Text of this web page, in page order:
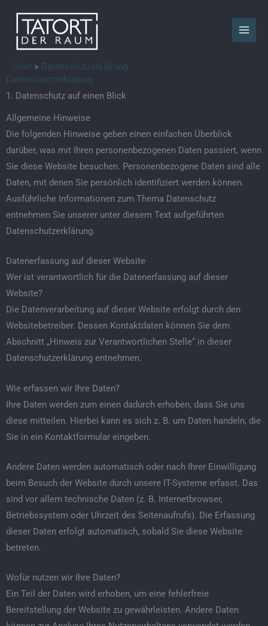
springen
Start
Datenschutzerklärung
Datenschutzerklärung
1. Datenschutz auf einen Blick
Allgemeine Hinweise
Die folgenden Hinweise geben einen einfachen Überblick
darüber, was mit Ihren personenbezogenen Daten passiert, wenn
Sie diese Website besuchen. Personenbezogene Daten sind alle
Daten, mit denen Sie persönlich identifiziert werden können.
Ausführliche Informationen zum Thema Datenschutz
entnehmen Sie unserer unter diesem Text aufgeführten
Datenschutzerklärung.
Datenerfassung auf dieser Website
Wer ist verantwortlich für die Datenerfassung auf dieser
Website?
Die Datenverarbeitung auf dieser Website erfolgt durch den
Websitebetreiber. Dessen Kontaktdaten können Sie dem
Abschnitt „Hinweis zur Verantwortlichen Stelle“ in dieser
Datenschutzerklärung entnehmen.
Wie erfassen wir Ihre Daten?
Ihre Daten werden zum einen dadurch erhoben, dass Sie uns
diese mitteilen. Hierbei kann es sich z. B. um Daten handeln, die
Sie in ein Kontaktformular eingeben.
Andere Daten werden automatisch oder nach Ihrer Einwilligung
beim Besuch der Website durch unsere IT-Systeme erfasst. Das
sind vor allem technische Daten (z. B. Internetbrowser,
Betriebssystem oder Uhrzeit des Seitenaufrufs). Die Erfassung
dieser Daten erfolgt automatisch, sobald Sie diese Website
betreten.
Wofür nutzen wir Ihre Daten?
Ein Teil der Daten wird erhoben, um eine fehlerfreie
Bereitstellung der Website zu gewährleisten. Andere Daten